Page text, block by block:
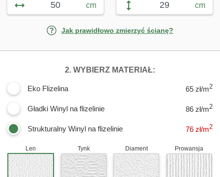
cm cm
Jak prawidłowo zmierzyć ścianę?
2. WYBIERZ MATERIAŁ:
Eko Flizelina 65 zł/m2
Gładki Winyl na flizelinie 86 zł/m2
Strukturalny Winyl na flizelinie 76 zł/m2
Len Tynk Diament Prowansja